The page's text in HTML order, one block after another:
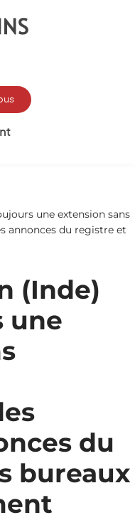
une extension sans
annonces du registre et
(Inde)
une
du
bureaux